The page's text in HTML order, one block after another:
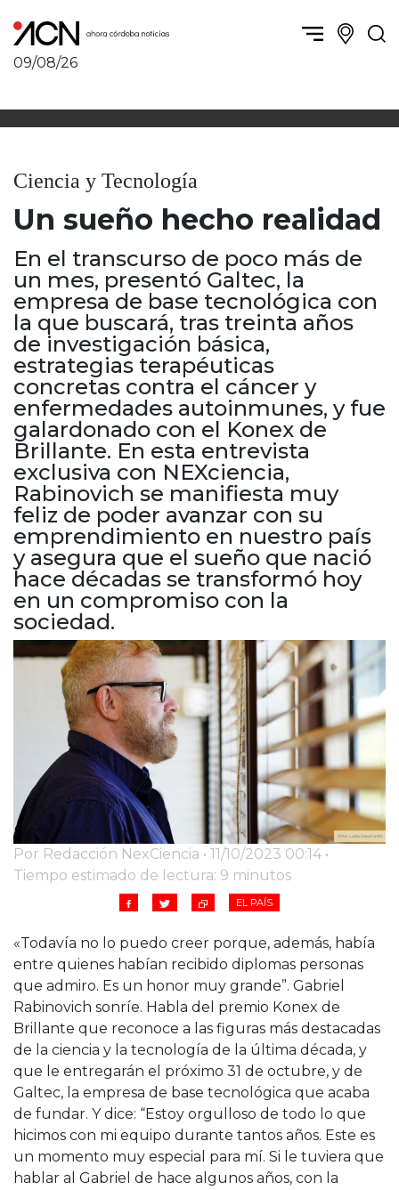
09/08/26
Política y Economía
Córdoba obrera
Córdoba, la Docta
Ambiente y sustentabilidad
Deportes
Córdoba diverse
Córdoba independiente
Nacionales
Internacionales
Humor
Córdoba, la ciudad
Villa María y zona
San Francisco y zona
Traslasierra
Punilla / Carlos Paz
Alta Gracia
Marcos Juárez
Río Primero
Valle de Calamuchita
Jesús María y norte
Cruz del Eje
Corredor de Ansenuza
La Carlota y zona
Laboulaye y sur
Bell Ville
Río Tercero
Despeñaderos
Ciencia y Tecnología
Un sueño hecho realidad
En el transcurso de poco más de
un mes, presentó Galtec, la
empresa de base tecnológica con
la que buscará, tras treinta años
de investigación básica,
estrategias terapéuticas
concretas contra el cáncer y
enfermedades autoinmunes, y fue
galardonado con el Konex de
Brillante. En esta entrevista
exclusiva con NEXciencia,
Rabinovich se manifiesta muy
feliz de poder avanzar con su
emprendimiento en nuestro país
y asegura que el sueño que nació
hace décadas se transformó hoy
en un compromiso con la
sociedad.
Por Redacción NexCiencia • 11/10/2023 00:14 •
Tiempo estimado de lectura: 9 minutos
EL PAÍS
«Todavía no lo puedo creer porque, además, había
entre quienes habían recibido diplomas personas
que admiro. Es un honor muy grande”. Gabriel
Rabinovich sonríe. Habla del premio Konex de
Brillante que reconoce a las figuras más destacadas
de la ciencia y la tecnología de la última década, y
que le entregarán el próximo 31 de octubre, y de
Galtec, la empresa de base tecnológica que acaba
de fundar. Y dice: “Estoy orgulloso de todo lo que
hicimos con mi equipo durante tantos años. Este es
un momento muy especial para mí. Si le tuviera que
hablar al Gabriel de hace algunos años, con la